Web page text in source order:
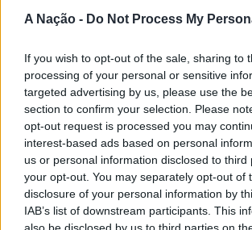
A Nação - Do Not Process My
If you wish to opt-out of the sale, sharing to
processing of your personal or sensitive
targeted advertising by us, please use the
section to confirm your selection. Please
opt-out request is processed you may
interest-based ads based on personal
us or personal information disclosed to third
your opt-out. You may separately opt-out of
disclosure of your personal information by
IAB’s list of downstream participants. This
concelho no centro do calendário
Apesar das desistências de última hora
como Casper Ruud (Noruega), Alejandro
Fokina (Espanha) e Matteo Arnaldi
apresentou um quadro competitivo de
liderado pelo russo Andrey Rublev,
série, pelo italiano Luciano Darderi,
Alejandro Tabilo e pelo belga
Um dos momentos mais aguardados da
ATUALIDADE
Internacional de Artes e
promete afirmar
património e inovação
“motores de
económico e cultural” do
português
Publicado 1 dia atrás on 07/08/2026